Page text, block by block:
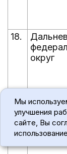
18.
округ
Мы
улучшения
сайте, Вы